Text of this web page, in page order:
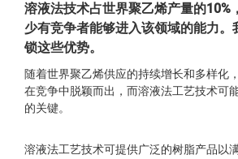
溶液法技术占世界聚乙烯产量的10%
少有竞争者能够进入该领域的能力。
锁这些优势。
随着世界聚乙烯供应的持续增长和多样化
在竞争中脱颖而出，而溶液法工艺技术可
的关键。
溶液法工艺技术可提供广泛的树脂产品以